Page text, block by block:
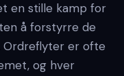
en stille kamp for
å forstyrre de
Ordreflyter er ofte
og hver